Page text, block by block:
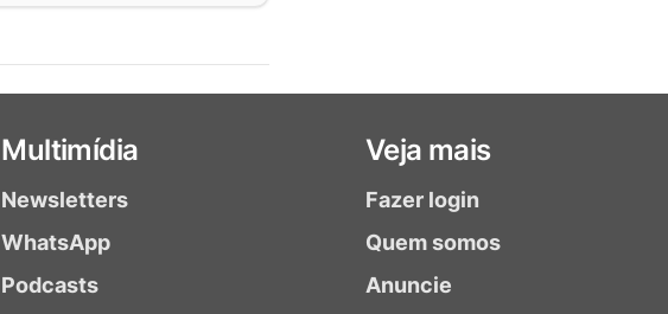
Multimídia
Newsletters
WhatsApp
Podcasts
Veja mais
Fazer login
Quem somos
Anuncie